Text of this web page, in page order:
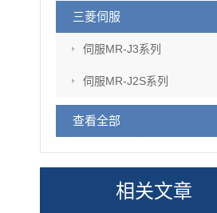
三菱伺服
伺服MR-J3系列
伺服MR-J2S系列
查看全部
相关文章